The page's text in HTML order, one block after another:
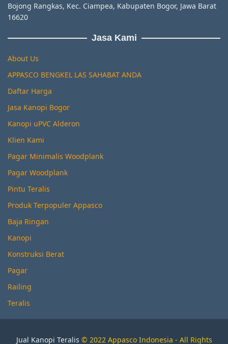
Bojong Rangkas, Kec. Ciampea, Kabupaten Bogor, Jawa Barat
16620
Jasa Kami
About Us
APPASCO BENGKEL LAS SAHABAT ANDA
Daftar Harga
Jasa Kanopi Bogor
Kanopi uPVC Alderon
Klien Kami
Pagar Minimalis Woodplank
Pagar Woodplank
Pintu Teralis
Produk Terpopuler Appasco
Baja Ringan
Kanopi
Konstruksi Berat
Pagar
Railing
Teralis
Jual Kanopi Teralis © 2022 Appasco Indonesia - All Rights